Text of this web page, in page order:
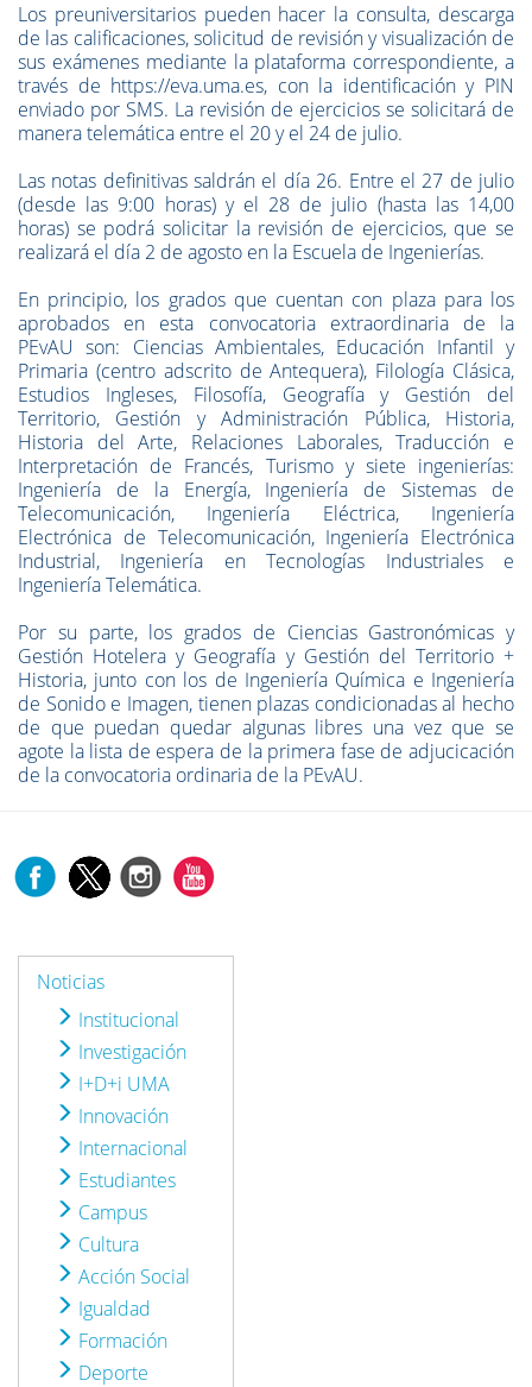
Los preuniversitarios pueden hacer la consulta, descarga
de las calificaciones, solicitud de revisión y visualización de
sus exámenes mediante la plataforma correspondiente, a
través de https://eva.uma.es, con la identificación y PIN
enviado por SMS. La revisión de ejercicios se solicitará de
manera telemática entre el 20 y el 24 de julio.
Las notas definitivas saldrán el día 26. Entre el 27 de julio
(desde las 9:00 horas) y el 28 de julio (hasta las 14,00
horas) se podrá solicitar la revisión de ejercicios, que se
realizará el día 2 de agosto en la Escuela de Ingenierías.
En principio, los grados que cuentan con plaza para los
aprobados en esta convocatoria extraordinaria de la
PEvAU son: Ciencias Ambientales, Educación Infantil y
Primaria (centro adscrito de Antequera), Filología Clásica,
Estudios Ingleses, Filosofía, Geografía y Gestión del
Territorio, Gestión y Administración Pública, Historia,
Historia del Arte, Relaciones Laborales, Traducción e
Interpretación de Francés, Turismo y siete ingenierías:
Ingeniería de la Energía, Ingeniería de Sistemas de
Telecomunicación, Ingeniería Eléctrica, Ingeniería
Electrónica de Telecomunicación, Ingeniería Electrónica
Industrial, Ingeniería en Tecnologías Industriales e
Ingeniería Telemática.
Por su parte, los grados de Ciencias Gastronómicas y
Gestión Hotelera y Geografía y Gestión del Territorio +
Historia, junto con los de Ingeniería Química e Ingeniería
de Sonido e Imagen, tienen plazas condicionadas al hecho
de que puedan quedar algunas libres una vez que se
agote la lista de espera de la primera fase de adjucicación
de la convocatoria ordinaria de la PEvAU.
Noticias
Institucional
Investigación
I+D+i UMA
Innovación
Internacional
Estudiantes
Campus
Cultura
Acción Social
Igualdad
Formación
Deporte